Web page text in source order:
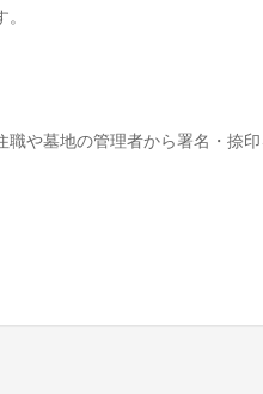
職や墓地の管理者から署名・捺